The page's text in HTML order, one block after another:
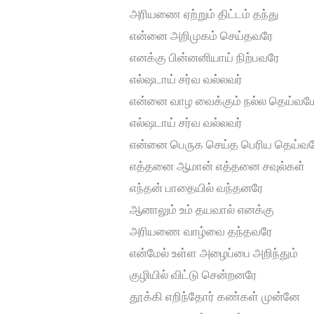
அரியணை ஏற்றும் திட்டம் தந்து
என்னை அறிமுகம் செய்தவரே
எனக்கு பின்னனியாய் நிற்பவரே
எல்ஷடாய் சர்வ வல்லவர்
என்னை வாழ வைக்கும் நல்ல
எல்ஷடாய் சர்வ வல்லவர்
என்னை பெருக செய்த பெரிய
எத்தனை ஆமான் எத்தனை சவுல்கள்
எந்தன் பாதையில் வந்தனரே
ஆனாலும் உம் தயவால் எனக்கு
அரியணை வாழ்வை தந்தவரே
என்மேல் உள்ள அழைப்பை அறிந்தும்
குழியில் விட்டு சென்றனரே
தூக்கி எறிந்தோர் கண்கள் முன்னே